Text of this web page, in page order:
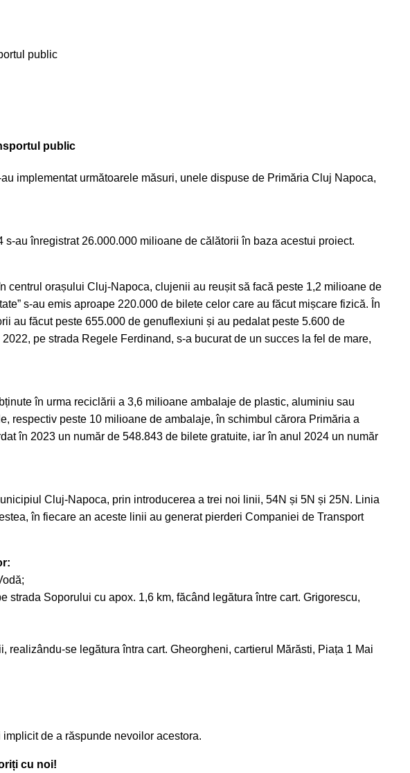
public
public
implementat următoarele măsuri, unele dispuse de Primăria Cluj Napoca,
au înregistrat 26.000.000 milioane de călătorii în baza acestui proiect.
centrul orașului Cluj-Napoca, clujenii au reușit să facă peste 1,2 milioane de
s-au emis aproape 220.000 de bilete celor care au făcut mișcare fizică. În
au făcut peste 655.000 de genuflexiuni și au pedalat peste 5.600 de
pe strada Regele Ferdinand, s-a bucurat de un succes la fel de mare,
în urma reciclării a 3,6 milioane ambalaje de plastic, aluminiu sau
respectiv peste 10 milioane de ambalaje, în schimbul cărora Primăria a
în 2023 un număr de 548.843 de bilete gratuite, iar în anul 2024 un număr
Cluj-Napoca, prin introducerea a trei noi linii, 54N și 5N și 25N. Linia
în fiecare an aceste linii au generat pierderi Companiei de Transport
Soporului cu apox. 1,6 km, făcând legătura între cart. Grigorescu,
se legătura întra cart. Gheorgheni, cartierul Mărăsti, Piața 1 Mai
de a răspunde nevoilor acestora.
cu noi!